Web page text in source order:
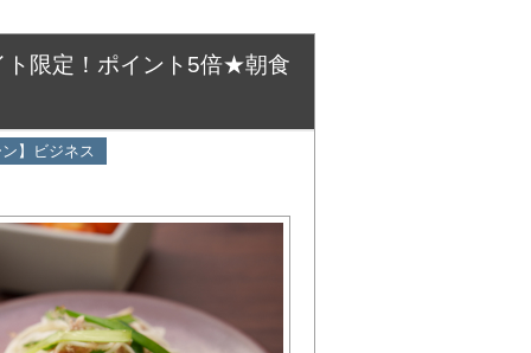
ト限定！ポイント5倍★朝食
ン】ビジネス